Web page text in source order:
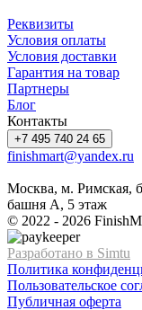
Реквизиты
Условия оплаты
Условия доставки
Гарантия на товар
Партнеры
Блог
Контакты
+7 495 740 24 65
finishmart@yandex.ru
Москва, м. Римская,
башня А, 5 этаж
© 2022 - 2026
Разработано в Simtu
Политика
Пользовательское
Публичная оферта